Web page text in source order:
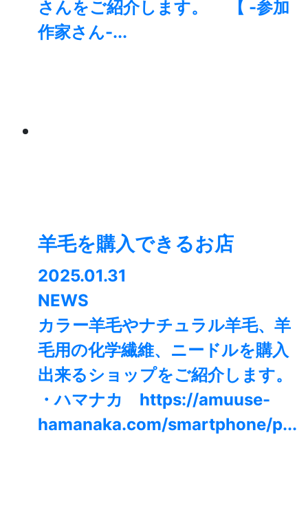
さんをご紹介します。 【 -参加
作家さん-...
羊毛を購入できるお店
2025.01.31
NEWS
カラー羊毛やナチュラル羊毛、羊
毛用の化学繊維、ニードルを購入
出来るショップをご紹介します。
・ハマナカ https://amuuse-
hamanaka.com/smartphone/p...